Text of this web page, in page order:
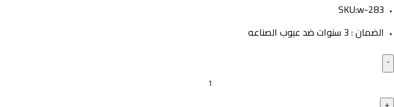
SKU:w-283
الضمان : 3 سنوات ضد عيوب الصناعه